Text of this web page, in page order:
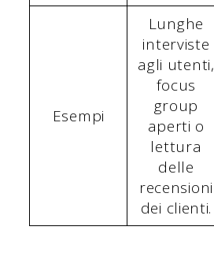
Esempi
Lunghe
interviste
agli utenti,
focus
group
aperti o
lettura
delle
recensioni
dei clienti.